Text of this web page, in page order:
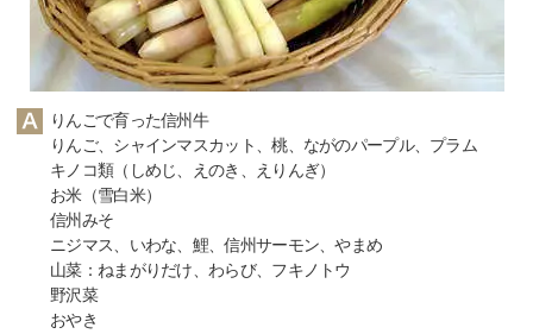
りんごで育った信州牛
りんご、シャインマスカット、桃、ながのパープル、プラム
キノコ類（しめじ、えのき、えりんぎ）
お米（雪白米）
信州みそ
ニジマス、いわな、鯉、信州サーモン、やまめ
山菜：ねまがりだけ、わらび、フキノトウ
野沢菜
おやき